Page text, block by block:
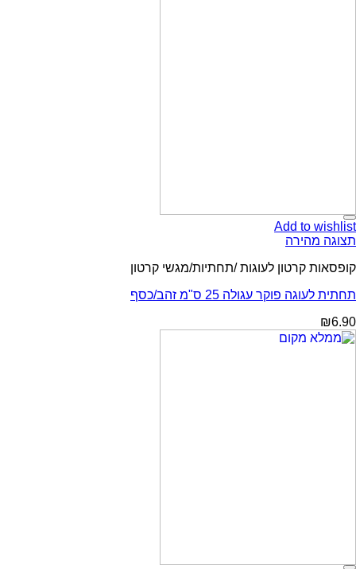
Add to wishlist
תצוגה מהירה
קופסאות קרטון לעוגות /תחתיות/מגשי קרטון
תחתית לעוגה פוקר עגולה 25 ס"מ זהב/כסף
₪6.90